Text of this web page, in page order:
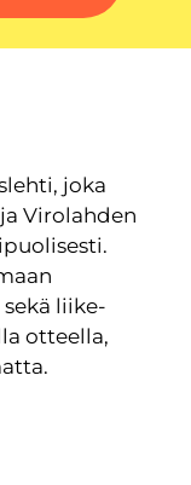
joka
Virolahden
liike-
otteella,